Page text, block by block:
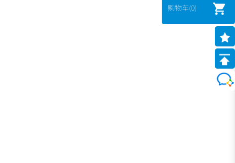
购物车(0)